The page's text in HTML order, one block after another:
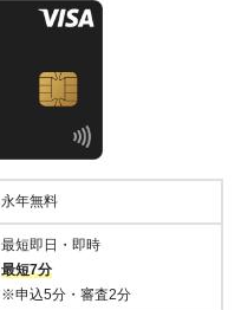
永年無料
最短即日・即時
最短7分
※申込5分・審査2分